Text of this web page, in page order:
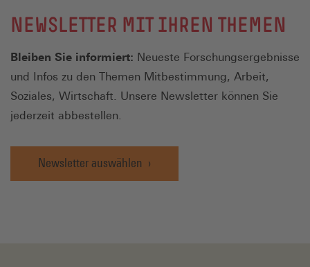
NEWSLETTER MIT IHREN THEMEN
Bleiben Sie informiert: Neueste Forschungsergebnisse
und Infos zu den Themen Mitbestimmung, Arbeit,
Soziales, Wirtschaft. Unsere Newsletter können Sie
jederzeit abbestellen.
Newsletter auswählen